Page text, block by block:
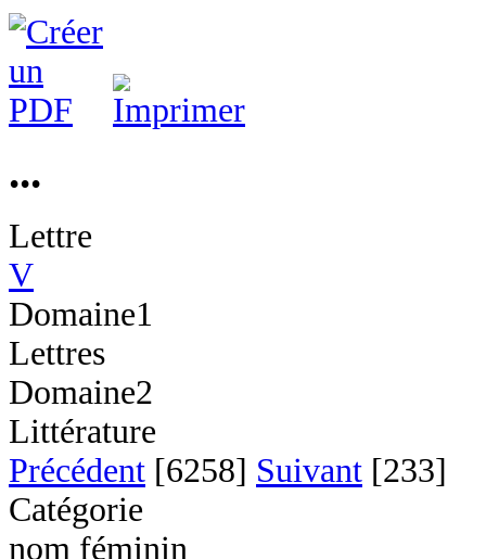
...
Lettre
V
Domaine1
Lettres
Domaine2
Littérature
Précédent [6258] Suivant [233]
Catégorie
nom féminin